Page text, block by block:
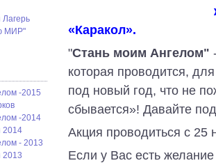
Лагерь
МИР"
-2015
-2014
2014
- 2013
2013
«Каракол».
"Стань моим Ангелом"
которая проводится,
под новый год, что не
сбывается»! Давайте
Акция проводиться с 25
Если у Вас есть